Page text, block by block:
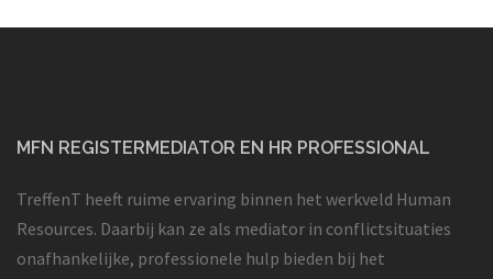
MFN REGISTERMEDIATOR EN HR PROFESSIONAL
TreffenT heeft ruime ervaring binnen het werkveld Human
Resources. Daarbij kan ze als mediator in conflictsituaties
onafhankelijke, professionele hulp bieden bij het